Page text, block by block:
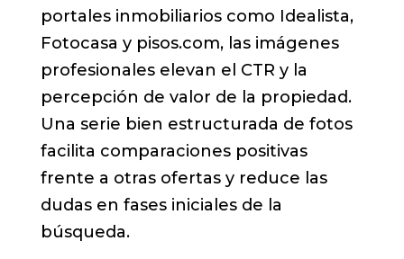
portales inmobiliarios como Idealista,
Fotocasa y pisos.com, las imágenes
profesionales elevan el CTR y la
percepción de valor de la propiedad.
Una serie bien estructurada de fotos
facilita comparaciones positivas
frente a otras ofertas y reduce las
dudas en fases iniciales de la
búsqueda.